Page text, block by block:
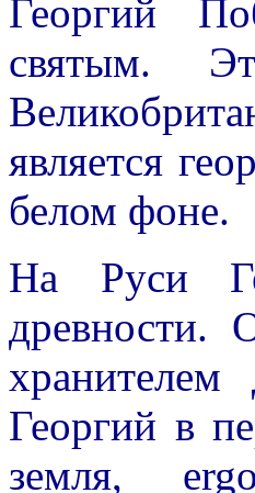
Георгий
святым.
является
белом фоне.
На Руси
древности.
Георгий в
земля,